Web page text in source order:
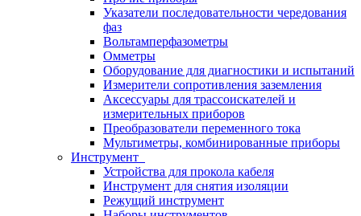
Указатели последовательности чередования
фаз
Вольтамперфазометры
Омметры
Оборудование для диагностики и испытаний
Измерители сопротивления заземления
Аксессуары для трассоискателей и
измерительных приборов
Преобразователи переменного тока
Мультиметры, комбинированные приборы
Инструмент
Устройства для прокола кабеля
Инструмент для снятия изоляции
Режущий инструмент